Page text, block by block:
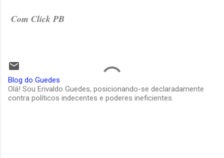
Com Click PB
Blog do Guedes
Olá! Sou Erivaldo Guedes, posicionando-se declaradamente
contra políticos indecentes e poderes ineficientes.